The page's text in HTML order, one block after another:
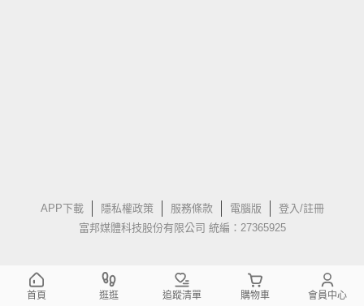
APP下載 隱私權政策 服務條款 電腦版
登入/註冊
富邦媒體科技股份有限公司 統編：27365925
首頁 逛逛 追蹤清單 購物車 會員中心